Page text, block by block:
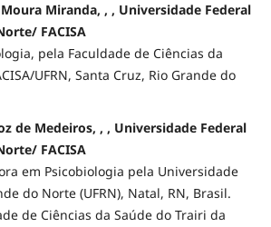
Miranda, , , Universidade Federal
FACISA
pela Faculdade de Ciências da
UFRN, Santa Cruz, Rio Grande do
de Medeiros, , , Universidade Federal
FACISA
em Psicobiologia pela Universidade
do Norte (UFRN), Natal, RN, Brasil.
de Ciências da Saúde do Trairi da